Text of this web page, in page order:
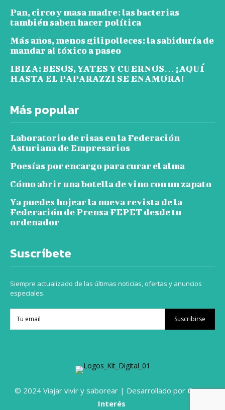
Pan, circo y masa madre: las bacterias
también saben hacer política
Más años, menos gilipolleces: la sabiduría de
mandar al tóxico a paseo
IBIZA: BESOS, YATES Y CUERNOS… ¡AQUÍ
HASTA EL PAPARAZZI SE ENAMORA!
Más popular
Laboratorio de risas en la Federación
Asturiana de Empresarios
Poesías por encargo para curar el alma
Cómo abrir una botella de vino con un zapato
Ya puedes hojear la nueva revista de la
Federación de Prensa FEPET desde tu
ordenador
Suscríbete
Siempre actualizado de las últimas noticias, ofertas y anuncios
especiales.
Suscribirse
© 2024 Viajar vivir y saborear | Desarrollado por Grupo
Interés